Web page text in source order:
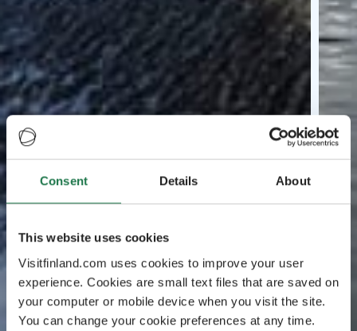
Consent Details About
This website uses cookies
Visitfinland.com uses cookies to improve your user
experience. Cookies are small text files that are saved on
your computer or mobile device when you visit the site.
You can change your cookie preferences at any time.